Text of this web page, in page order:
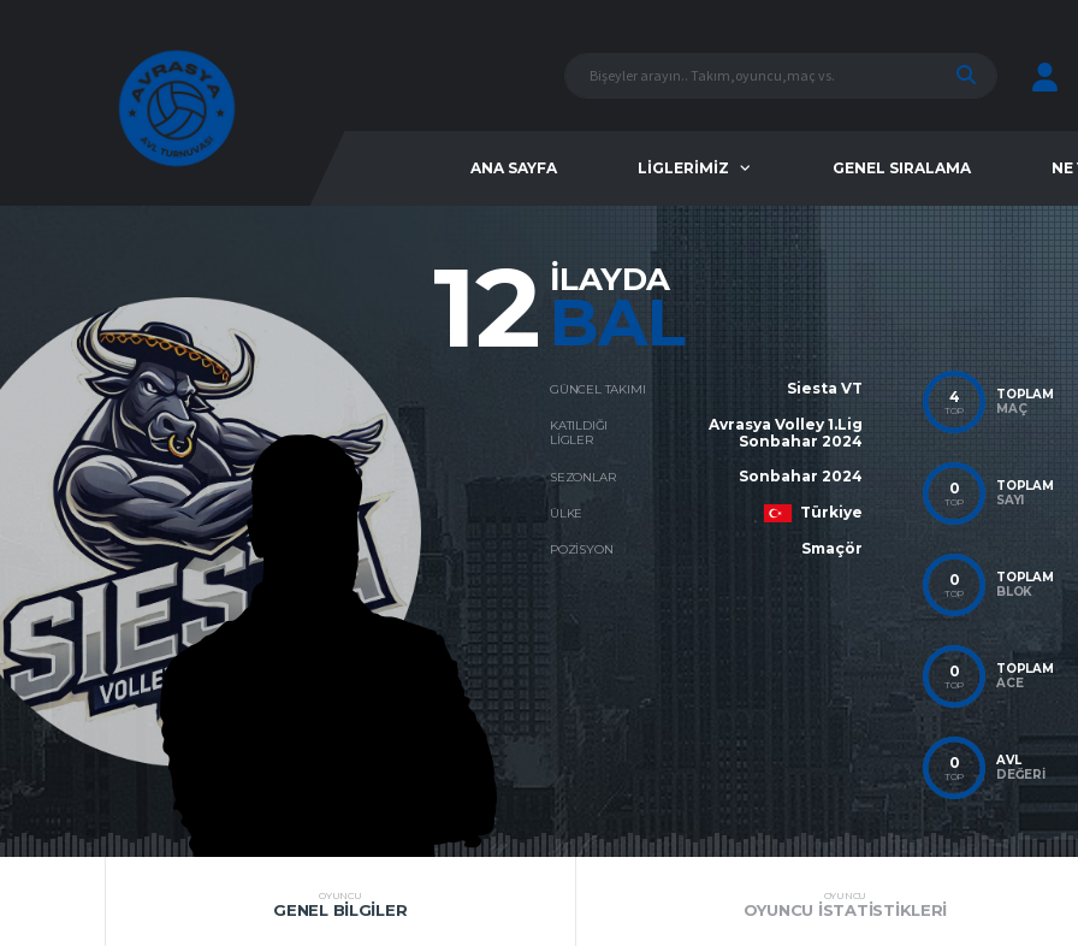
ANA SAYFA LIGLERIMIZ GENEL SIRALAMA NE
12 İLAYDA
BAL
GÜNCEL TAKIMI Siesta VT
KATILDIĞI
LIGLER
Avrasya Volley 1.Lig
Sonbahar 2024
SEZONLAR Sonbahar 2024
ÜLKE Türkiye
POZISYON Smaçör
4
TOP
TOPLAM
MAÇ
0
TOP
TOPLAM
SAYI
0
TOP
TOPLAM
BLOK
0
TOP
TOPLAM
ACE
0
TOP
AVL
DEĞERI
OYUNCU
GENEL BILGILER
OYUNCU
OYUNCU İSTATISTIKLERI